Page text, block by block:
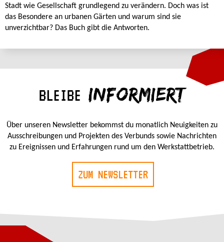
Stadt wie Gesellschaft grundlegend zu verändern. Doch was ist
das Besondere an urbanen Gärten und warum sind sie
unverzichtbar? Das Buch gibt die Antworten.
BLEIBE INFORMIERT
Über unseren Newsletter bekommst du monatlich Neuigkeiten zu
Ausschreibungen und Projekten des Verbunds sowie Nachrichten
zu Ereignissen und Erfahrungen rund um den Werkstattbetrieb.
ZUM NEWSLETTER